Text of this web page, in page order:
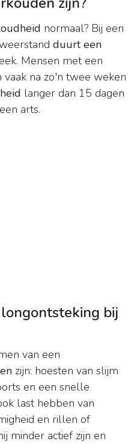
normaal? Bij een
duurt een
Mensen met een
vaak na zo'n twee weken
langer dan 15 dagen
arts.
bij
van een
zijn: hoesten van slijm
en een snelle
last hebben van
en rillen of
minder actief zijn en